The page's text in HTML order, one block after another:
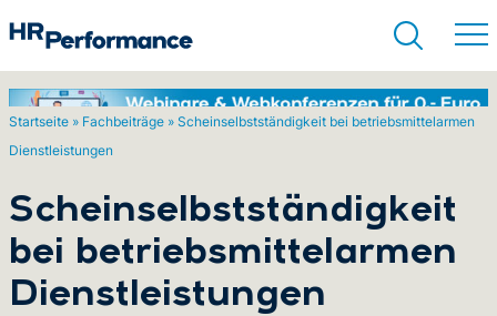
Startseite » Fachbeiträge » Schein­selb­ststän­dig­keit bei be­triebs­mit­tel­ar­men
Dienst­leis­tun­gen
Schein­selb­ststän­dig­keit
bei be­triebs­mit­tel­ar­men
Dienst­leis­tun­gen